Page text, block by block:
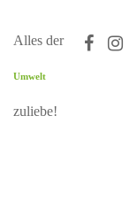
Alles der
Umwelt
zuliebe!